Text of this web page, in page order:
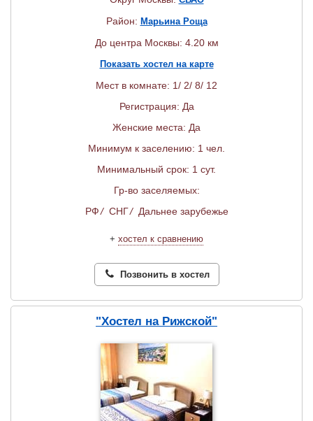
Район: Марьина Роща
До центра Москвы: 4.20 км
Показать хостел на карте
Мест в комнате: 1/ 2/ 8/ 12
Регистрация: Да
Женские места: Да
Минимум к заселению: 1 чел.
Минимальный срок: 1 сут.
Гр-во заселяемых:
РФ/ СНГ/ Дальнее зарубежье
+ хостел к сравнению
Позвонить в хостел
"Хостел на Рижской"